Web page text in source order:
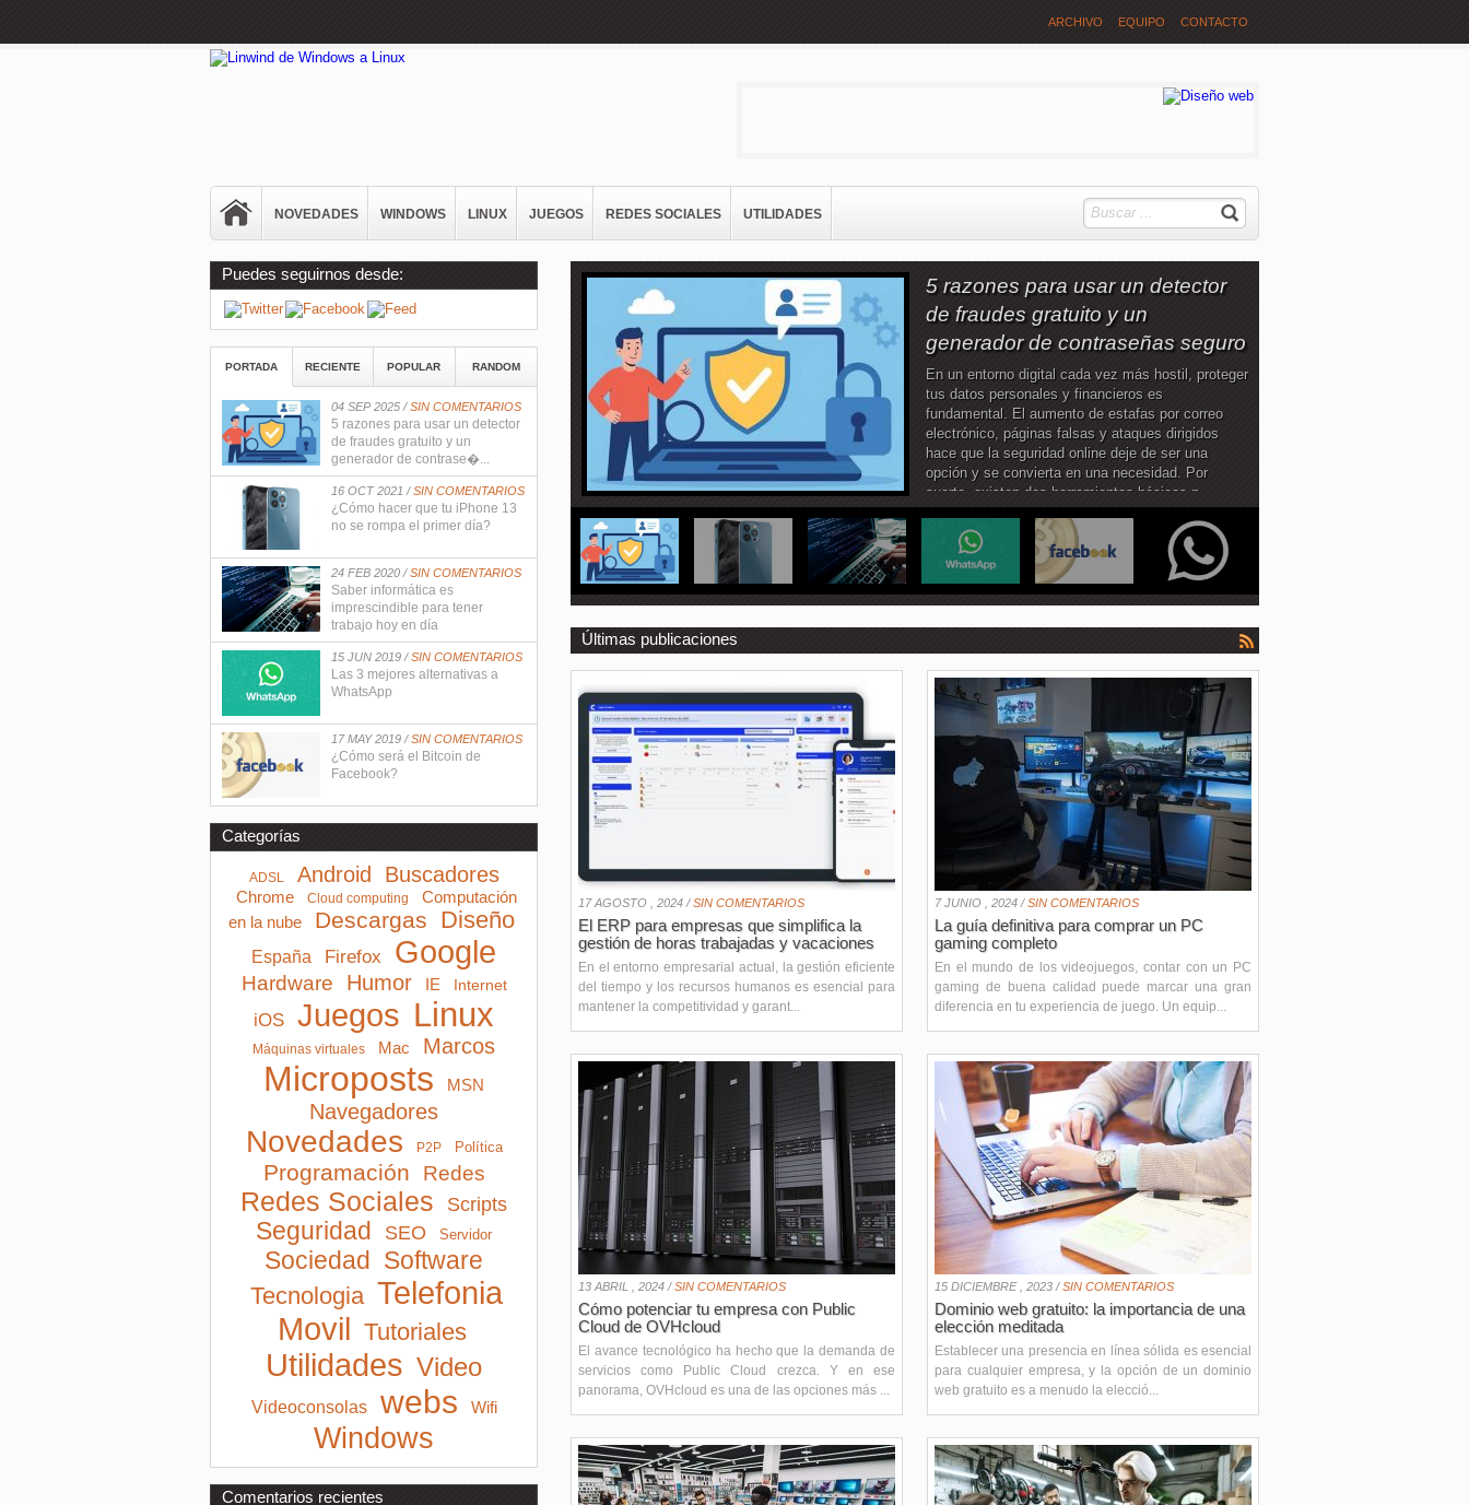
ARCHIVO EQUIPO CONTACTO
NOVEDADES WINDOWS LINUX JUEGOS REDES SOCIALES UTILIDADES
5 razones para usar un detector
de fraudes gratuito y un
generador de contraseñas seguro
En un entorno digital cada vez más hostil, proteger
tus datos personales y financieros es
fundamental. El aumento de estafas por correo
electrónico, páginas falsas y ataques dirigidos
hace que la seguridad online deje de ser una
opción y se convierta en una necesidad. Por
suerte, existen dos herramientas básicas p...
Últimas publicaciones
17 AGOSTO , 2024 /SIN COMENTARIOS
El ERP para empresas que simplifica la
gestión de horas trabajadas y vacaciones
En el entorno empresarial actual, la gestión eficiente
del tiempo y los recursos humanos es esencial para
mantener la competitividad y garant...
7 JUNIO , 2024 /SIN COMENTARIOS
La guía definitiva para comprar un PC
gaming completo
En el mundo de los videojuegos, contar con un PC
gaming de buena calidad puede marcar una gran
diferencia en tu experiencia de juego. Un equip...
13 ABRIL , 2024 /SIN COMENTARIOS
Cómo potenciar tu empresa con Public
Cloud de OVHcloud
El avance tecnológico ha hecho que la demanda de
servicios como Public Cloud crezca. Y en ese
panorama, OVHcloud es una de las opciones más ...
15 DICIEMBRE , 2023 /SIN COMENTARIOS
Dominio web gratuito: la importancia de una
elección meditada
Establecer una presencia en línea sólida es esencial
para cualquier empresa, y la opción de un dominio
web gratuito es a menudo la elecció...
Puedes seguirnos desde:
PORTADA RECIENTE POPULAR RANDOM
04 SEP 2025 /SIN COMENTARIOS
5 razones para usar un detector
de fraudes gratuito y un
generador de contrase�...
16 OCT 2021 /SIN COMENTARIOS
¿Cómo hacer que tu iPhone 13
no se rompa el primer día?
24 FEB 2020 /SIN COMENTARIOS
Saber informática es
imprescindible para tener
trabajo hoy en día
15 JUN 2019 /SIN COMENTARIOS
Las 3 mejores alternativas a
WhatsApp
17 MAY 2019 /SIN COMENTARIOS
¿Cómo será el Bitcoin de
Facebook?
Categorías
ADSL Android Buscadores
Chrome Cloud computing
Computación
en la nube
Descargas Diseño
España Firefox Google
Hardware Humor IE Internet
iOS Juegos Linux
Máquinas virtuales Mac Marcos
Microposts MSN
Navegadores
Novedades P2P Política
Programación Redes
Redes Sociales Scripts
Seguridad SEO Servidor
Sociedad Software
Tecnologia Telefonia
Movil Tutoriales
Utilidades Video
Videoconsolas webs Wifi
Windows
Comentarios recientes